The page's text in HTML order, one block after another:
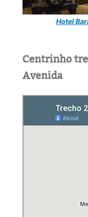
Hotel
Centrinho
Avenida